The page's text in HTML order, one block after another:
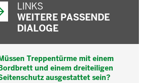
LINKS
WEITERE PASSENDE
DIALOGE
Treppentürme mit einem
und einem dreiteiligen
ausgestattet sein?